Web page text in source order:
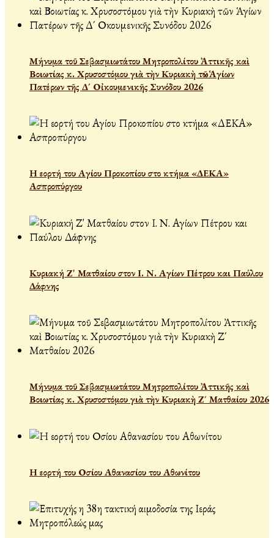
Μήνυμα τοῦ Σεβασμιωτάτου Μητροπολίτου Ἀττικῆς καὶ
Βοιωτίας κ. Χρυσοστόμου γιὰ τὴν Κυριακὴ τῶν Ἁγίων
Πατέρων τῆς Δ´ Οἰκουμενικῆς Συνόδου 2026
Η εορτή του Αγίου Προκοπίου στο κτήμα «ΔΕΚΑ»
Ασπροπύργου
Κυριακή Ζ' Ματθαίου στον Ι. Ν. Αγίων Πέτρου και Παύλου
Δάφνης
Μήνυμα τοῦ Σεβασμιωτάτου Μητροπολίτου Ἀττικῆς καὶ
Βοιωτίας κ. Χρυσοστόμου γιὰ τὴν Κυριακὴ Ζ΄ Ματθαίου 2026
Η εορτή του Οσίου Αθανασίου του Αθωνίτου